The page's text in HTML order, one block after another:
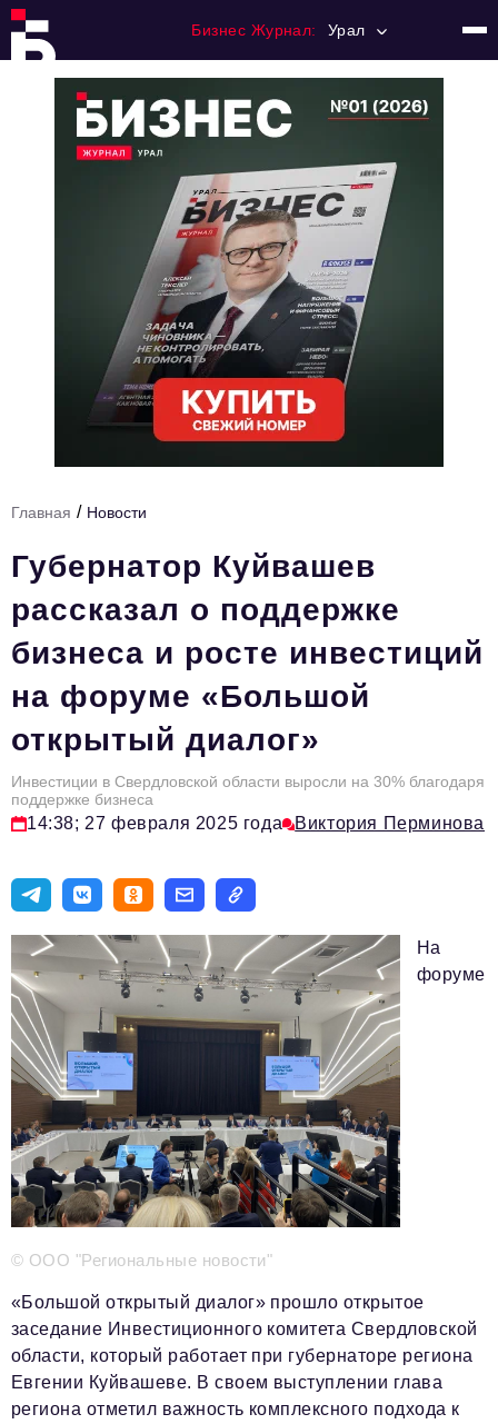
Бизнес Журнал: Урал
Тема номера
Технологии и тренды
Ниши и рынки
Цитаты
Туризм
Новости
Импортозамещение
ИННОПРОМ
Авторские материалы
Видео
ТОП-100 влиятельных людей — 2025
Телефон редакции: +7 495 727-01-67
Электронные почты редакции:
Информационный отдел
info@business-magazine.online
Отдел рекламы
reklama@business-magazine.online
Отдел распространения/редакционная подписка
podpiska@business-magazine.online
partner@business-magazine.online
Главная / Новости
Губернатор Куйвашев
рассказал о поддержке
бизнеса и росте инвестиций
на форуме «Большой
открытый диалог»
Инвестиции в Свердловской области выросли на 30% благодаря
поддержке бизнеса
14:38; 27 февраля 2025 года Виктория Перминова
© ООО "Региональные новости"
На
форуме
«Большой открытый диалог» прошло открытое
заседание Инвестиционного комитета Свердловской
области, который работает при губернаторе региона
Евгении Куйвашеве. В своем выступлении глава
региона отметил важность комплексного подхода к